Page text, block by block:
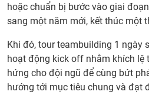
hoặc chuẩn bị bước vào giai
sang một năm mới, kết thúc một
Khi đó, tour teambuilding 1 ngày
hoạt động kick off nhằm khích lệ
hứng cho đội ngũ để cùng bứt
hướng tới mục tiêu chung và đạt